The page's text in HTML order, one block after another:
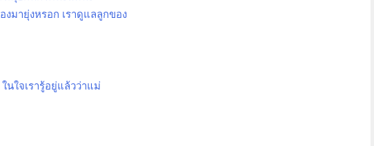
งมายุ่งหรอก เราดูแลลูกของ
นใจเรารู้อยู่แล้วว่าแม่